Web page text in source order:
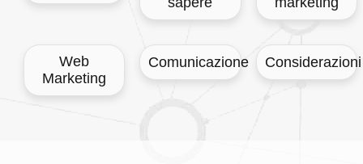
Web
Marketing
Comunicazione Considerazioni